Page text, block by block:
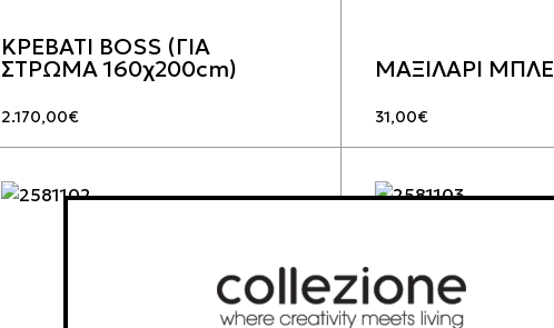
ΚΡΕΒΑΤΙ BOSS (ΓΙΑ
ΣΤΡΩΜΑ 160χ200cm)
2.170,00€
ΜΑΞΙΛΑΡΙ ΜΠΛΕ
31,00€